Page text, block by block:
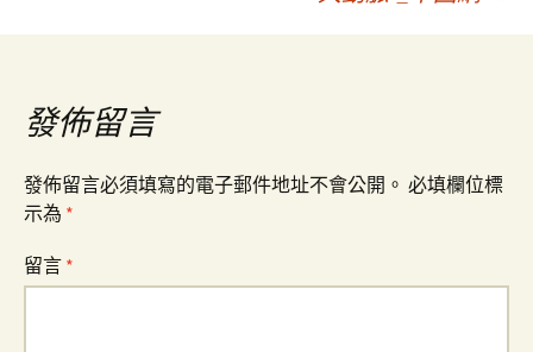
導
覽發佈留言
發佈留言必須填寫的電子郵件地址不會公開。 必填欄位標
示為 *
留言 *